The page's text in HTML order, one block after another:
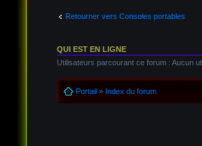
Retourner vers Consoles portables
QUI EST EN LIGNE
Utilisateurs parcourant ce forum : Aucun
Portail» Index du forum